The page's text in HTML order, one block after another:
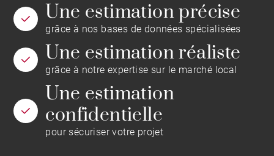
Une estimation précise
grâce à nos bases de données spécialisées
Une estimation réaliste
grâce à notre expertise sur le marché local
Une estimation
confidentielle
pour sécuriser votre projet